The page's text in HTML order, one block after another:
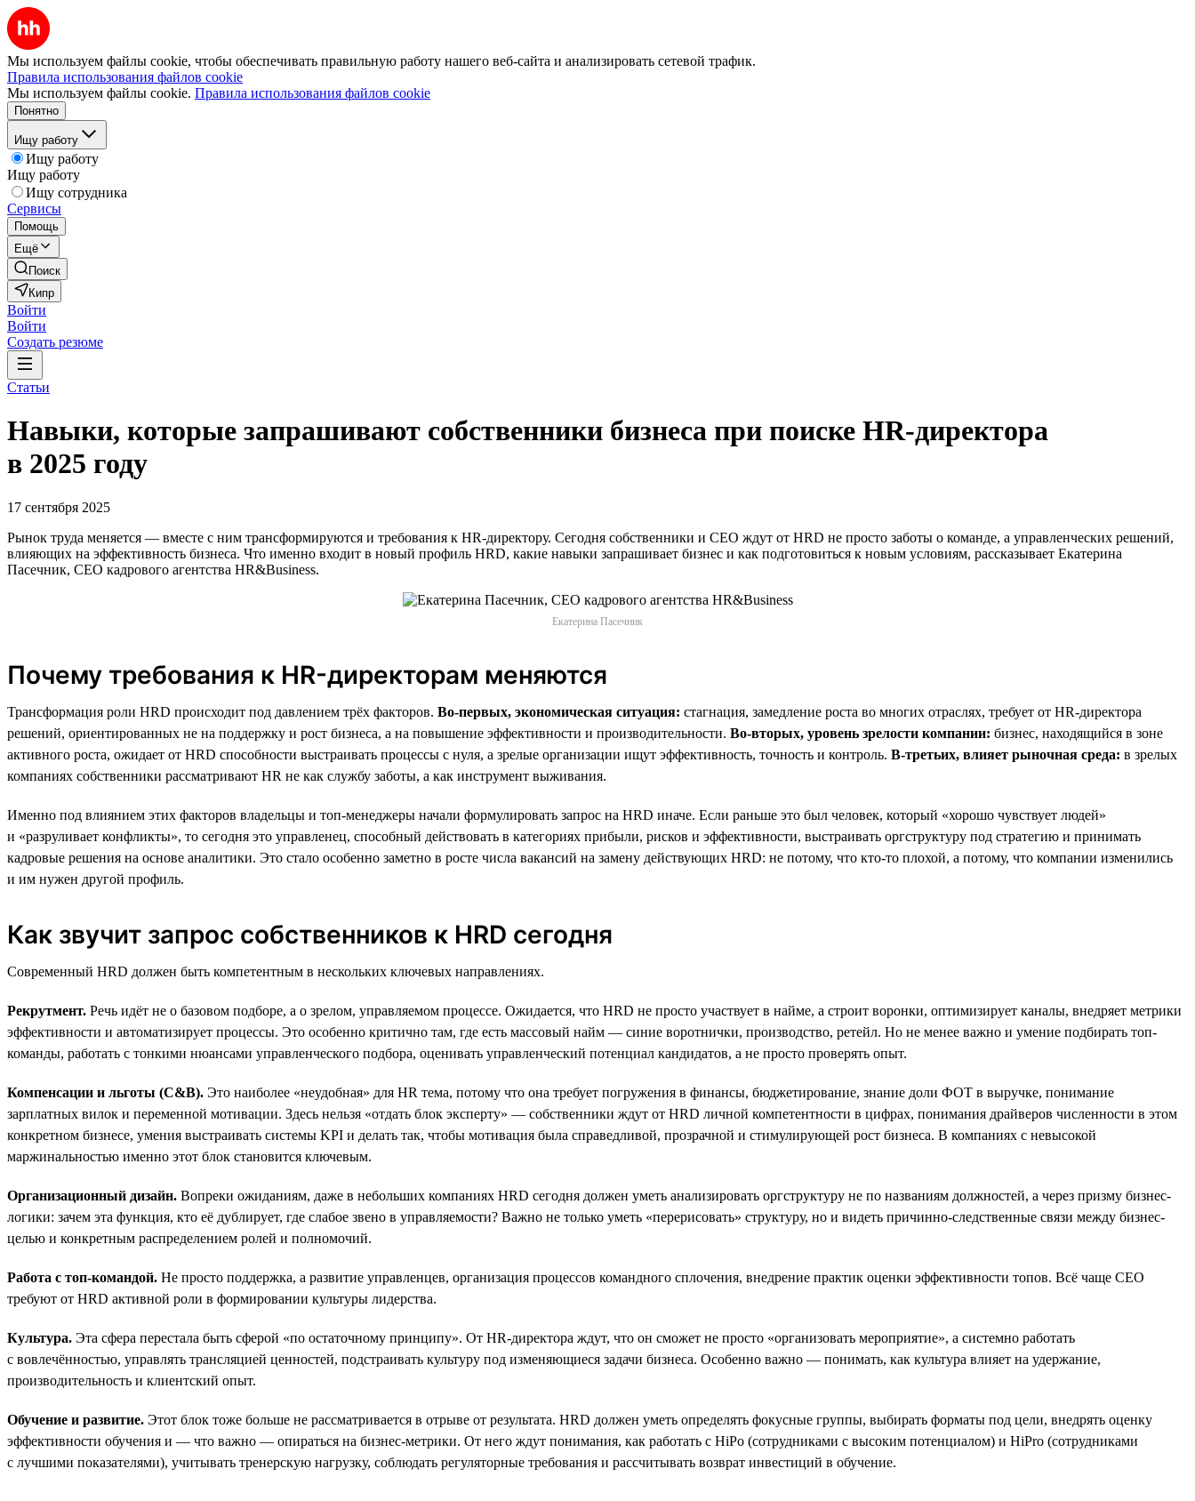
Мы используем файлы cookie, чтобы обеспечивать правильную работу нашего веб-сайта и анализировать сетевой трафик.
Правила использования файлов cookie
Мы используем файлы cookie. Правила использования файлов cookie
Понятно
Ищу работу
Ищу работу
Ищу работу
Ищу сотрудника
Сервисы
Помощь
Ещё
Поиск
Кипр
Войти
Войти
Создать резюме
Статьи
Навыки, которые запрашивают собственники бизнеса при поиске HR-директора
в 2025 году
17 сентября 2025
Рынок труда меняется — вместе с ним трансформируются и требования к HR-директору. Сегодня собственники и СЕО ждут от HRD не просто заботы о команде, а управленческих решений,
влияющих на эффективность бизнеса. Что именно входит в новый профиль HRD, какие навыки запрашивает бизнес и как подготовиться к новым условиям, рассказывает Екатерина
Пасечник, CEO кадрового агентства HR&Business.
Екатерина Пасечник
Почему требования к HR-директорам меняются
Трансформация роли HRD происходит под давлением трёх факторов. Во-первых, экономическая ситуация: стагнация, замедление роста во многих отраслях, требует от HR-директора
решений, ориентированных не на поддержку и рост бизнеса, а на повышение эффективности и производительности. Во-вторых, уровень зрелости компании: бизнес, находящийся в зоне
активного роста, ожидает от HRD способности выстраивать процессы с нуля, а зрелые организации ищут эффективность, точность и контроль. В-третьих, влияет рыночная среда: в зрелых
компаниях собственники рассматривают HR не как службу заботы, а как инструмент выживания.
Именно под влиянием этих факторов владельцы и топ-менеджеры начали формулировать запрос на HRD иначе. Если раньше это был человек, который «хорошо чувствует людей»
и «разруливает конфликты», то сегодня это управленец, способный действовать в категориях прибыли, рисков и эффективности, выстраивать оргструктуру под стратегию и принимать
кадровые решения на основе аналитики. Это стало особенно заметно в росте числа вакансий на замену действующих HRD: не потому, что кто-то плохой, а потому, что компании изменились
и им нужен другой профиль.
Как звучит запрос собственников к HRD сегодня
Современный HRD должен быть компетентным в нескольких ключевых направлениях.
Рекрутмент. Речь идёт не о базовом подборе, а о зрелом, управляемом процессе. Ожидается, что HRD не просто участвует в найме, а строит воронки, оптимизирует каналы, внедряет метрики
эффективности и автоматизирует процессы. Это особенно критично там, где есть массовый найм — синие воротнички, производство, ретейл. Но не менее важно и умение подбирать топ-
команды, работать с тонкими нюансами управленческого подбора, оценивать управленческий потенциал кандидатов, а не просто проверять опыт.
Компенсации и льготы (C&B). Это наиболее «неудобная» для HR тема, потому что она требует погружения в финансы, бюджетирование, знание доли ФОТ в выручке, понимание
зарплатных вилок и переменной мотивации. Здесь нельзя «отдать блок эксперту» — собственники ждут от HRD личной компетентности в цифрах, понимания драйверов численности в этом
конкретном бизнесе, умения выстраивать системы KPI и делать так, чтобы мотивация была справедливой, прозрачной и стимулирующей рост бизнеса. В компаниях с невысокой
маржинальностью именно этот блок становится ключевым.
Организационный дизайн. Вопреки ожиданиям, даже в небольших компаниях HRD сегодня должен уметь анализировать оргструктуру не по названиям должностей, а через призму бизнес-
логики: зачем эта функция, кто её дублирует, где слабое звено в управляемости? Важно не только уметь «перерисовать» структуру, но и видеть причинно-следственные связи между бизнес-
целью и конкретным распределением ролей и полномочий.
Работа с топ-командой. Не просто поддержка, а развитие управленцев, организация процессов командного сплочения, внедрение практик оценки эффективности топов. Всё чаще СЕО
требуют от HRD активной роли в формировании культуры лидерства.
Культура. Эта сфера перестала быть сферой «по остаточному принципу». От HR-директора ждут, что он сможет не просто «организовать мероприятие», а системно работать
с вовлечённостью, управлять трансляцией ценностей, подстраивать культуру под изменяющиеся задачи бизнеса. Особенно важно — понимать, как культура влияет на удержание,
производительность и клиентский опыт.
Обучение и развитие. Этот блок тоже больше не рассматривается в отрыве от результата. HRD должен уметь определять фокусные группы, выбирать форматы под цели, внедрять оценку
эффективности обучения и — что важно — опираться на бизнес-метрики. От него ждут понимания, как работать с HiPo (сотрудниками с высоким потенциалом) и HiPro (сотрудниками
с лучшими показателями), учитывать тренерскую нагрузку, соблюдать регуляторные требования и рассчитывать возврат инвестиций в обучение.